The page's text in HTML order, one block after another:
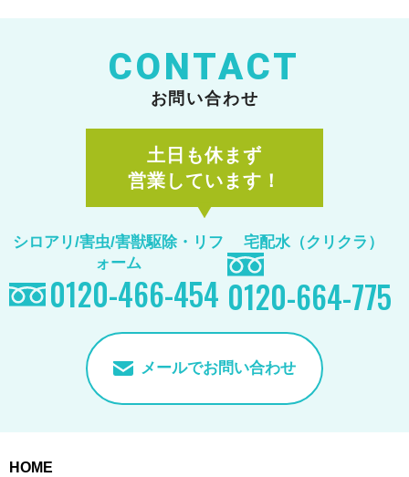
CONTACT
お問い合わせ
土日も休まず
営業しています！
シロアリ/害虫/害獣駆除・リフ
ォーム
0120-466-454
宅配水（クリクラ）
0120-664-775
メールでお問い合わせ
HOME